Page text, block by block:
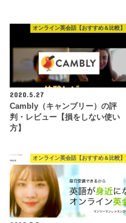
オンライン英会話【おすすめ＆比較】
2020.5.27
Cambly（キャンブリー）の評
判・レビュー【損をしない使い
方】
オンライン英会話【おすすめ＆比較】